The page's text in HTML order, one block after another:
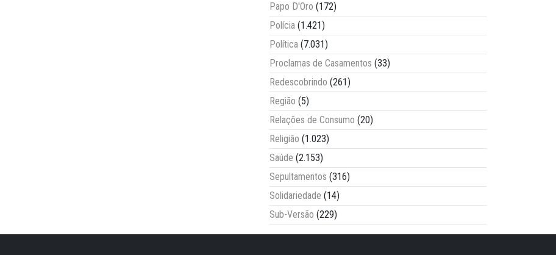
Papo D'Oro (172)
Polícia (1.421)
Política (7.031)
Proclamas de Casamentos (33)
Redescobrindo (261)
Região (5)
Relações de Consumo (20)
Religião (1.023)
Saúde (2.153)
Sepultamentos (316)
Solidariedade (14)
Sub-Versão (229)